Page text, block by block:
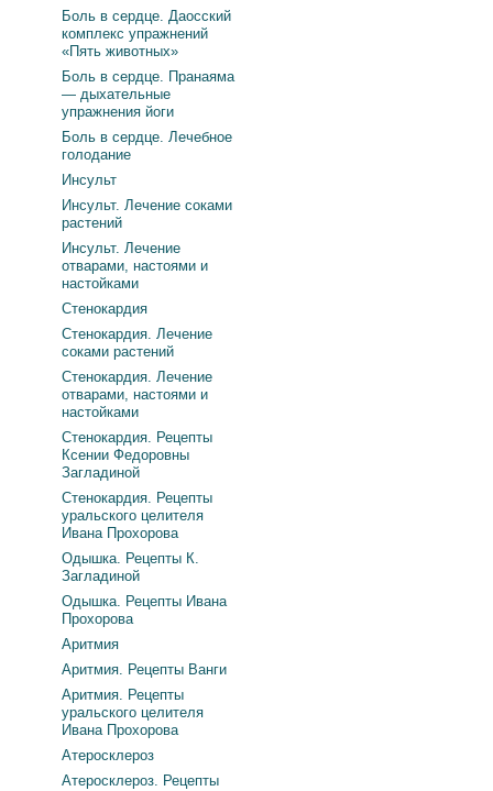
Боль в сердце. Даосский
комплекс упражнений
«Пять животных»
Боль в сердце. Пранаяма
— дыхательные
упражнения йоги
Боль в сердце. Лечебное
голодание
Инсульт
Инсульт. Лечение соками
растений
Инсульт. Лечение
отварами, настоями и
настойками
Стенокардия
Стенокардия. Лечение
соками растений
Стенокардия. Лечение
отварами, настоями и
настойками
Стенокардия. Рецепты
Ксении Федоровны
Загладиной
Стенокардия. Рецепты
уральского целителя
Ивана Прохорова
Одышка. Рецепты К.
Загладиной
Одышка. Рецепты Ивана
Прохорова
Аритмия
Аритмия. Рецепты Ванги
Аритмия. Рецепты
уральского целителя
Ивана Прохорова
Атеросклероз
Атеросклероз. Рецепты